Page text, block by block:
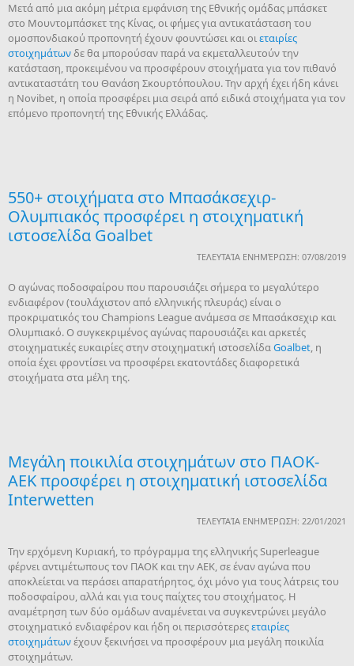
Μετά από μια ακόμη μέτρια εμφάνιση της Εθνικής ομάδας μπάσκετ
στο Μουντομπάσκετ της Κίνας, οι φήμες για αντικατάσταση του
ομοσπονδιακού προπονητή έχουν φουντώσει και οιεταιρίες
στοιχημάτωνδε θα μπορούσαν παρά να εκμεταλλευτούν την
κατάσταση, προκειμένου να προσφέρουν στοιχήματα για τον πιθανό
αντικαταστάτη του Θανάση Σκουρτόπουλου. Την αρχή έχει ήδη κάνει
η Novibet, η οποία προσφέρει μια σειρά από ειδικά στοιχήματα για τον
επόμενο προπονητή της Εθνικής Ελλάδας.
550+ στοιχήματα στο Μπασάκσεχιρ-
Ολυμπιακός προσφέρει η στοιχηματική
ιστοσελίδα Goalbet
ΤΕΛΕΥΤΑΊΑ ΕΝΗΜΈΡΩΣΗ: 07/08/2019
O αγώνας ποδοσφαίρου που παρουσιάζει σήμερα το μεγαλύτερο
ενδιαφέρον (τουλάχιστον από ελληνικής πλευράς) είναι ο
προκριματικός του Champions League ανάμεσα σε Μπασάκσεχιρ και
Ολυμπιακό. Ο συγκεκριμένος αγώνας παρουσιάζει και αρκετές
στοιχηματικές ευκαιρίες στην στοιχηματική ιστοσελίδαGoalbet, η
οποία έχει φροντίσει να προσφέρει εκατοντάδες διαφορετικά
στοιχήματα στα μέλη της.
Μεγάλη ποικιλία στοιχημάτων στο ΠΑΟΚ-
ΑΕΚ προσφέρει η στοιχηματική ιστοσελίδα
Interwetten
ΤΕΛΕΥΤΑΊΑ ΕΝΗΜΈΡΩΣΗ: 22/01/2021
Την ερχόμενη Κυριακή, το πρόγραμμα της ελληνικής Superleague
φέρνει αντιμέτωπους τον ΠΑΟΚ και την ΑΕΚ, σε έναν αγώνα που
αποκλείεται να περάσει απαρατήρητος, όχι μόνο για τους λάτρεις του
ποδοσφαίρου, αλλά και για τους παίχτες του στοιχήματος. Η
αναμέτρηση των δύο ομάδων αναμένεται να συγκεντρώνει μεγάλο
στοιχηματικό ενδιαφέρον και ήδη οι περισσότερεςεταιρίες
στοιχημάτωνέχουν ξεκινήσει να προσφέρουν μια μεγάλη ποικιλία
στοιχημάτων.